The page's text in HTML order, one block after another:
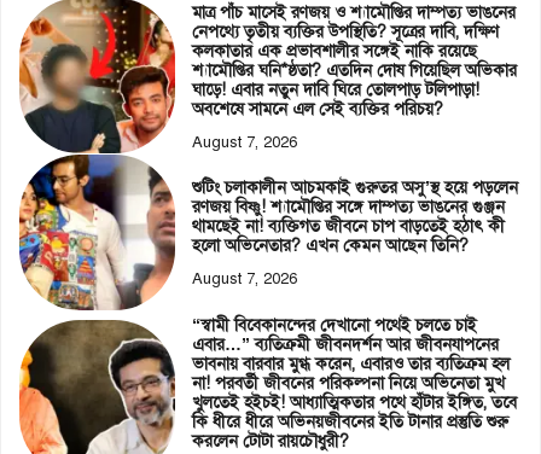
মাত্র পাঁচ মাসেই রণজয় ও শ্যামৌপ্তির দাম্পত্য ভাঙনের
নেপথ্যে তৃতীয় ব্যক্তির উপস্থিতি? সূত্রের দাবি, দক্ষিণ
কলকাতার এক প্রভাবশালীর সঙ্গেই নাকি রয়েছে
শ্যামৌপ্তির ঘনি*ষ্ঠতা? এতদিন দোষ গিয়েছিল অভিকার
ঘাড়ে! এবার নতুন দাবি ঘিরে তোলপাড় টলিপাড়া!
অবশেষে সামনে এল সেই ব্যক্তির পরিচয়?
August 7, 2026
শুটিং চলাকালীন আচমকাই গুরুতর অসু’স্থ হয়ে পড়লেন
রণজয় বিষ্ণু! শ্যামৌপ্তির সঙ্গে দাম্পত্য ভাঙনের গুঞ্জন
থামছেই না! ব্যক্তিগত জীবনে চাপ বাড়তেই হঠাৎ কী
হলো অভিনেতার? এখন কেমন আছেন তিনি?
August 7, 2026
“স্বামী বিবেকানন্দের দেখানো পথেই চলতে চাই
এবার…” ব্যতিক্রমী জীবনদর্শন আর জীবনযাপনের
ভাবনায় বারবার মুগ্ধ করেন, এবারও তার ব্যতিক্রম হল
না! পরবর্তী জীবনের পরিকল্পনা নিয়ে অভিনেতা মুখ
খুলতেই হইচই! আধ্যাত্মিকতার পথে হাঁটার ইঙ্গিত, তবে
কি ধীরে ধীরে অভিনয়জীবনের ইতি টানার প্রস্তুতি শুরু
করলেন টোটা রায়চৌধুরী?